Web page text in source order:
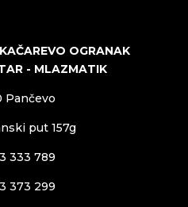
OGRANAK
- MLAZMATIK
Pančevo
put 157g
333 789
373 299